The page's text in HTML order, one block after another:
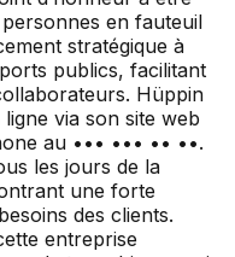
en fauteuil
stratégique à
publics, facilitant
Hüppin
via son site web
au ••• ••• •• ••.
les jours de la
une forte
des clients.
entreprise